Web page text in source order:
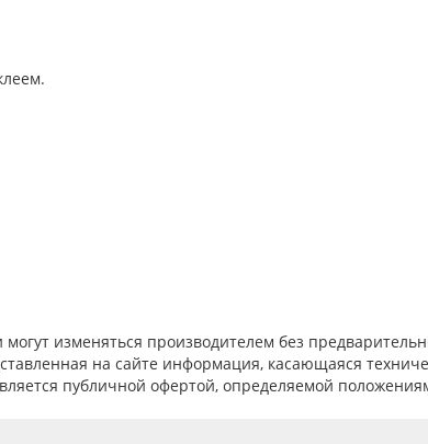
изменяться производителем без
на сайте информация, касающаяся
публичной офертой, определяемой